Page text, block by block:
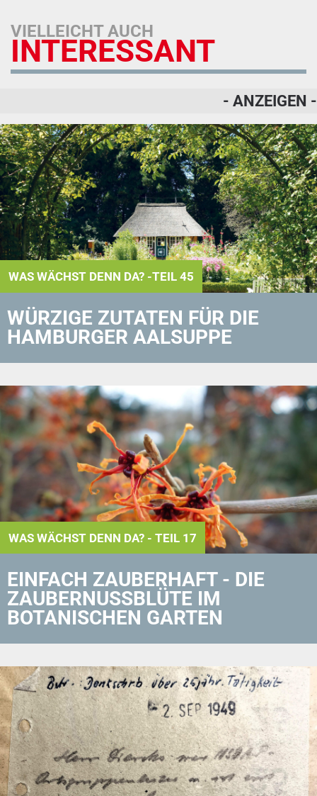
VIELLEICHT AUCH
INTERESSANT
- ANZEIGEN -
WAS WÄCHST DENN DA? -TEIL 45
WÜRZIGE ZUTATEN FÜR DIE
HAMBURGER AALSUPPE
WAS WÄCHST DENN DA? - TEIL 17
EINFACH ZAUBERHAFT - DIE
ZAUBERNUSSBLÜTE IM
BOTANISCHEN GARTEN